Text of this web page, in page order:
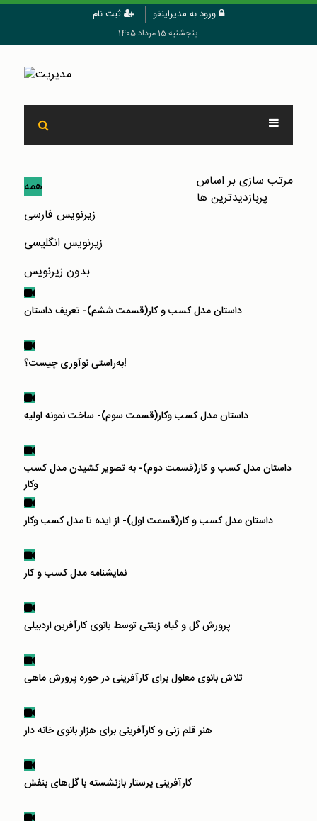
ورود به مدیراینفو ثبت نام
پنجشنبه 15 مرداد 1405
مرتب سازی بر اساس
پربازدیدترین ها
همه
زیرنویس فارسی
زیرنویس انگلیسی
بدون زیرنویس
داستان مدل کسب و کار(قسمت ششم)- تعریف داستان
به‌راستی نوآوری چیست؟!
داستان مدل کسب وکار(قسمت سوم)- ساخت نمونه اولیه
داستان مدل کسب و کار(قسمت دوم)- به تصویر کشیدن مدل کسب
وکار
داستان مدل کسب و کار(قسمت اول)- از ایده تا مدل کسب وکار
نمایشنامه مدل کسب و کار
پرورش گل و گیاه زینتی توسط بانوی کارآفرین اردبیلی
تلاش بانوی معلول برای کارآفرینی در حوزه پرورش ماهی
هنر قلم زنی و کارآفرینی برای هزار بانوی خانه دار
کارآفرینی پرستار بازنشسته با گل‌های بنفش